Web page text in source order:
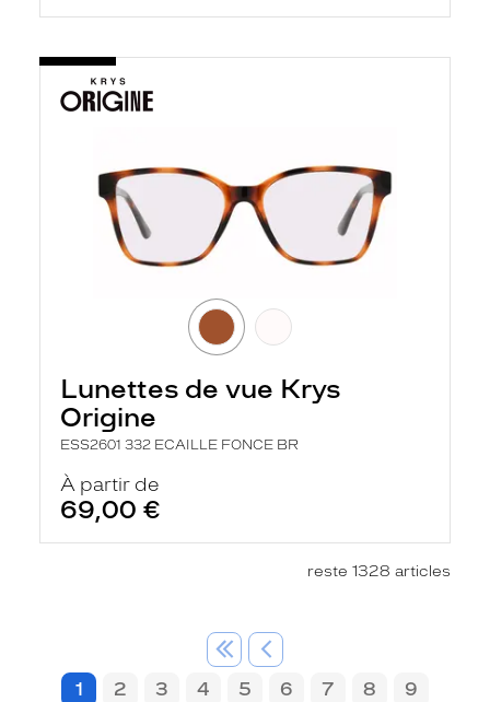
Lunettes de vue Krys
Origine
ESS2601 332 ECAILLE FONCE BR
À partir de
69,00 €
reste 1328 articles
1 2 3 4 5 6 7 8
9